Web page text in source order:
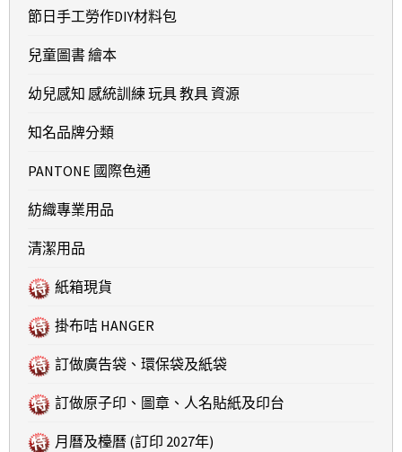
節日手工勞作DIY材料包
兒童圖書 繪本
幼兒感知 感統訓練 玩具 教具 資源
知名品牌分類
PANTONE 國際色通
紡織專業用品
清潔用品
紙箱現貨
掛布咭 HANGER
訂做廣告袋、環保袋及紙袋
訂做原子印、圖章、人名貼紙及印台
月曆及檯曆 (訂印 2027年)